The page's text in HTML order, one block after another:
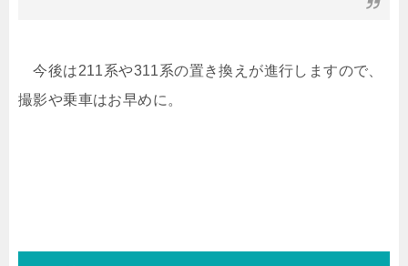
今後は211系や311系の置き換えが進行しますので、
撮影や乗車はお早めに。